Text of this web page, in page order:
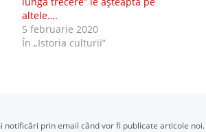
altele….
5 februarie 2020
În „Istoria culturii”
prin email când vor fi publicate articole noi.